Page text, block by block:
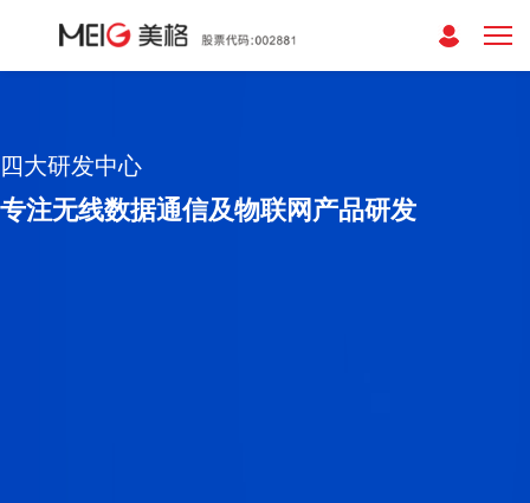
四大研发中心
专注无线数据通信及物联网产品研发